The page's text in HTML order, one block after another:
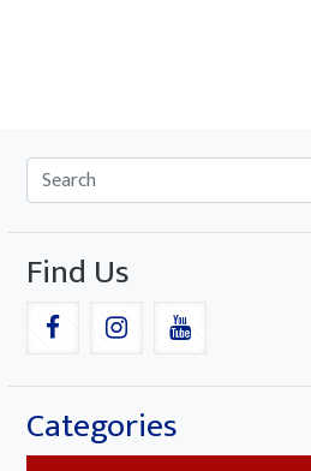
Find Us
Categories